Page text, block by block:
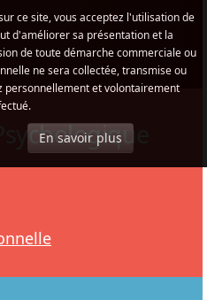
ce site, vous acceptez l'utilisation de
d'améliorer sa présentation et la
de toute démarche commerciale ou
ne sera collectée, transmise ou
personnellement et volontairement
En savoir plus